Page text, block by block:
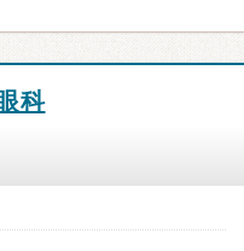
科